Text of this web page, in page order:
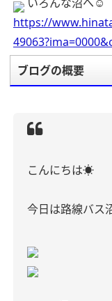
https://
ブログの概要
こんにちは☀
今日は路線バス